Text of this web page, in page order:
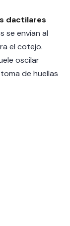
dactilares
se envían al
el cotejo.
oscilar
de huellas